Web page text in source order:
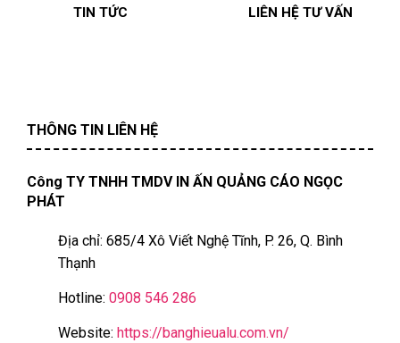
TIN TỨC LIÊN HỆ TƯ VẤN
THÔNG TIN LIÊN HỆ
Công TY TNHH TMDV IN ẤN QUẢNG CÁO NGỌC
PHÁT
Địa chỉ: 685/4 Xô Viết Nghệ Tĩnh, P. 26, Q. Bình
Thạnh
Hotline: 0908 546 286
Website: https://banghieualu.com.vn/